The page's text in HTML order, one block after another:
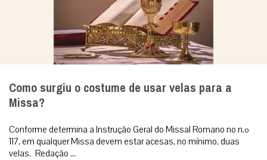
Como surgiu o costume de usar velas para a
Missa?
Conforme determina a Instrução Geral do Missal Romano no n.º
117, em qualquer Missa devem estar acesas, no mínimo, duas
velas. Redação ...